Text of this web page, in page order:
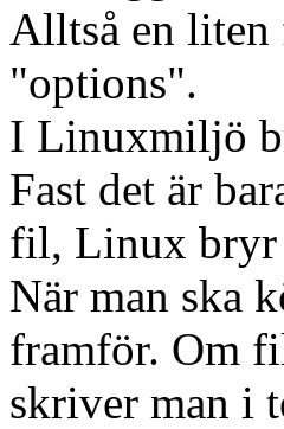
Alltså en liten
"options".
I Linuxmiljö
Fast det är
fil, Linux bryr
När man ska
framför. Om
skriver man i